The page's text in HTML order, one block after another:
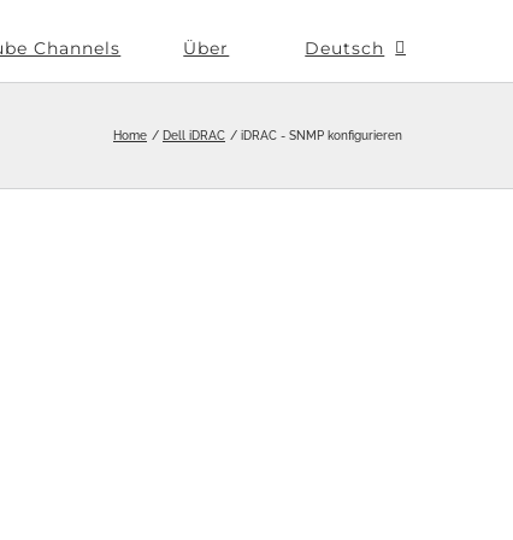
Channels Über Deutsch
Home Dell iDRAC iDRAC - SNMP konfigurieren